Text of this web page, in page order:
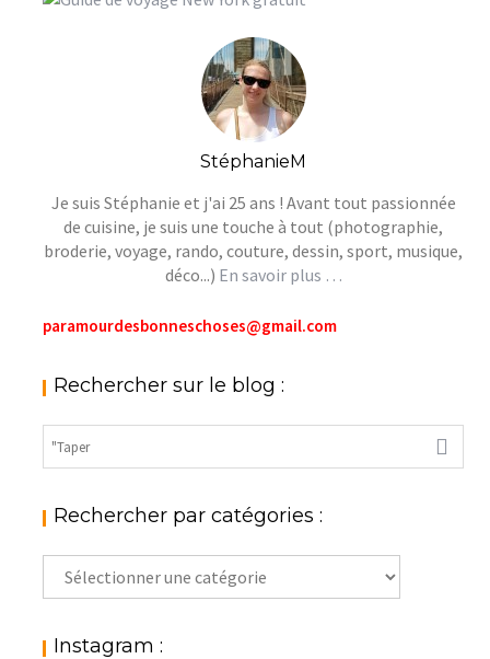
StéphanieM
Je suis Stéphanie et j'ai 25 ans ! Avant tout passionnée
de cuisine, je suis une touche à tout (photographie,
broderie, voyage, rando, couture, dessin, sport, musique,
déco...) En savoir plus …
paramourdesbonneschoses@gmail.com
Rechercher sur le blog :
Rechercher par catégories :
Rechercher
par
: Instagram :